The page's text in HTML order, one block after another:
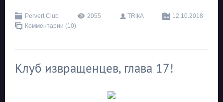
Pervert Club 2055 TRikA
12.10.2018
Комментарии (10)
Клуб извращенцев, глава 17!